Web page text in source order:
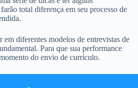
total diferença em seu processo de
diferentes modelos de entrevistas de
Para que sua performance
do envio de currículo.